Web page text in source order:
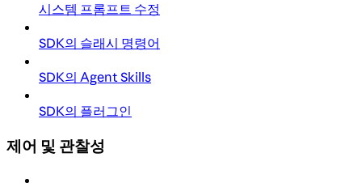
시스템 프롬프트 수정
SDK의 슬래시 명령어
SDK의 Agent Skills
SDK의 플러그인
제어 및 관찰성